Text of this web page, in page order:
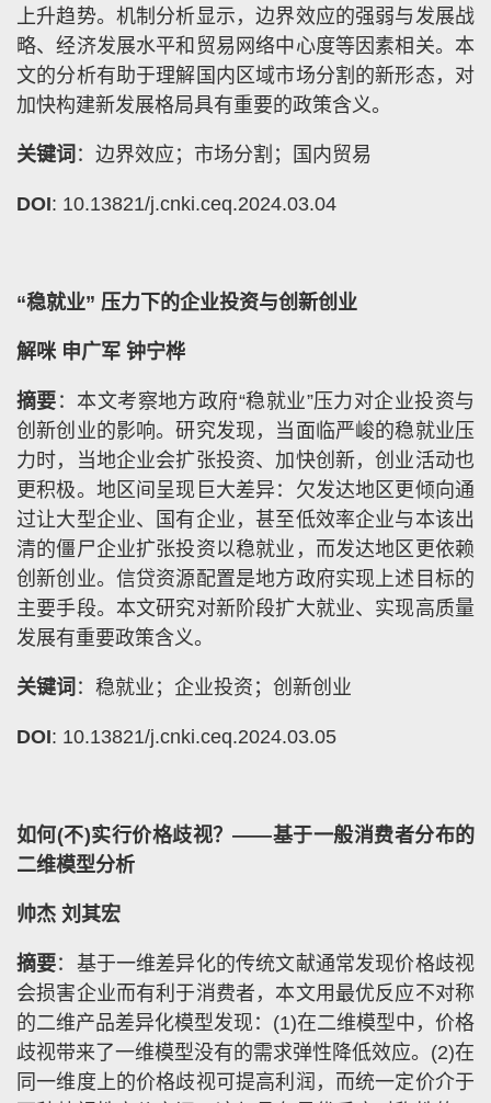
上升趋势。机制分析显示，边界效应的强弱与发展战
略、经济发展水平和贸易网络中心度等因素相关。本
文的分析有助于理解国内区域市场分割的新形态，对
加快构建新发展格局具有重要的政策含义。
关键词 ：边界效应；市场分割；国内贸易
DOI: 10.13821/j.cnki.ceq.2024.03.04
“稳就业” 压力下的企业投资与创新创业
解咪 申广军 钟宁桦
摘要 ：本文考察地方政府“稳就业”压力对企业投资与
创新创业的影响。研究发现，当面临严峻的稳就业压
力时，当地企业会扩张投资、加快创新，创业活动也
更积极。地区间呈现巨大差异：欠发达地区更倾向通
过让大型企业、国有企业，甚至低效率企业与本该出
清的僵尸企业扩张投资以稳就业，而发达地区更依赖
创新创业。信贷资源配置是地方政府实现上述目标的
主要手段。本文研究对新阶段扩大就业、实现高质量
发展有重要政策含义。
关键词 ：稳就业；企业投资；创新创业
DOI: 10.13821/j.cnki.ceq.2024.03.05
如何(不)实行价格歧视？——基于一般消费者分布的
二维模型分析
帅杰 刘其宏
摘要：基于一维差异化的传统文献通常发现价格歧视
会损害企业而有利于消费者，本文用最优反应不对称
的二维产品差异化模型发现：(1)在二维模型中，价格
歧视带来了一维模型没有的需求弹性降低效应。(2)在
同一维度上的价格歧视可提高利润，而统一定价介于